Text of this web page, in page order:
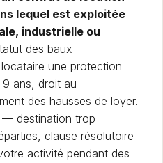
lequel est exploitée
industrielle ou
des baux
une protection
ans, droit au
des hausses de loyer.
— destination trop
clause résolutoire
activité pendant des